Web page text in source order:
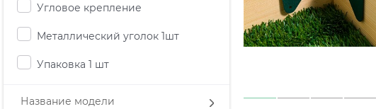
Угловое крепление
Металлический уголок 1шт
Упаковка 1 шт
Название модели